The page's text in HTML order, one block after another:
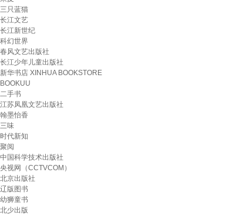
三只蓝猫
长江文艺
长江新世纪
科幻世界
春风文艺出版社
长江少年儿童出版社
新华书店 XINHUA BOOKSTORE
BOOKUU
二手书
江苏凤凰文艺出版社
翰墨怡香
三味
时代新知
聚阅
中国科学技术出版社
央视网（CCTVCOM）
北京出版社
辽版图书
幼狮童书
北少出版